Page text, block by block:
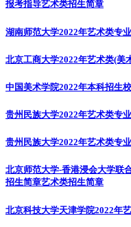
报考指导艺术类招生简章
湖南师范大学2022年艺术类专
北京工商大学2022年艺术类(美
中国美术学院2022年本科招生
贵州民族大学2022年艺术类专
贵州民族大学2022年艺术类专
北京师范大学-香港浸会大学联
招生简章艺术类招生简章
北京科技大学天津学院2022年